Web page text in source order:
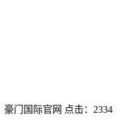
豪门国际官网 点击： 2334